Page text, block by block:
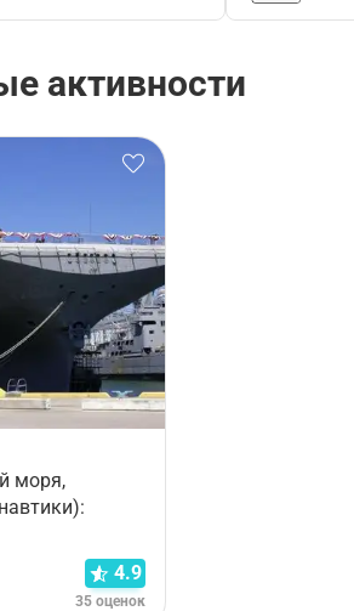
активности
моря,
4.9
35 оценок